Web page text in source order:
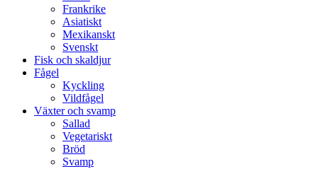
Frankrike
Asiatiskt
Mexikanskt
Svenskt
Fisk och skaldjur
Fågel
Kyckling
Vildfågel
Växter och svamp
Sallad
Vegetariskt
Bröd
Svamp